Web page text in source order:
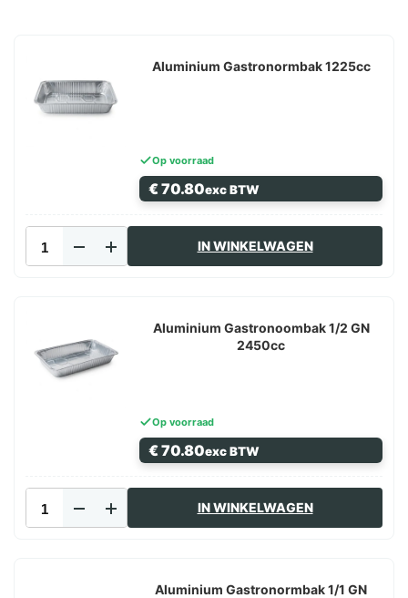
Aluminium Gastronormbak 1225cc
Op voorraad
€70.80exc BTW
Gastronormbak
1225cc
IN WINKELWAGEN
Aluminium Gastronoombak 1/2 GN
2450cc
Op voorraad
€70.80exc BTW
Gastronoombak
1/2
IN WINKELWAGEN
Aluminium Gastronormbak 1/1 GN